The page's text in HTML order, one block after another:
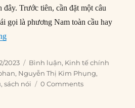
đây. Trước tiên, cần đặt một câu
gọi là phương Nam toàn cầu hay
“Có thực sự tồn tại cái gọi là ‘Phương
2023 Categories
Bình luận, Kinh tế chính
, Nguyễn Thị Kim Phụng,
,sách nói 0 Comments